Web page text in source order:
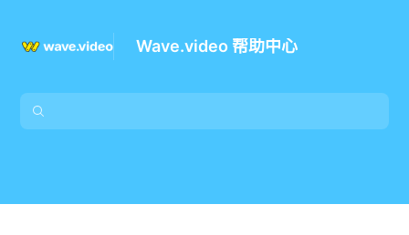
Wave.video 帮助中心